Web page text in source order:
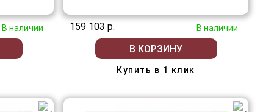
В наличии 159 103 р. В наличии
В КОРЗИНУ
Купить в 1 клик